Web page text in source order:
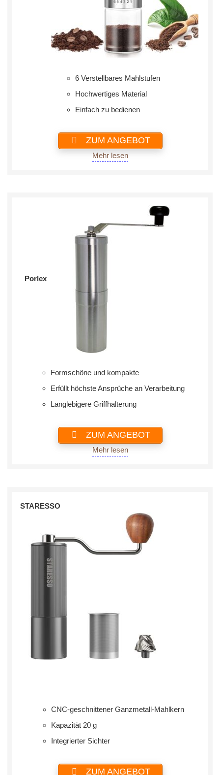
6 Verstellbares Mahlstufen
Hochwertiges Material
Einfach zu bedienen
ZUM ANGEBOT
Mehr lesen
Porlex
Formschöne und kompakte
Erfüllt höchste Ansprüche an Verarbeitung
‎Langlebigere Griffhalterung
ZUM ANGEBOT
Mehr lesen
STARESSO
CNC-geschnittener Ganzmetall-Mahlkern
Kapazität 20 g
Integrierter Sichter
ZUM ANGEBOT